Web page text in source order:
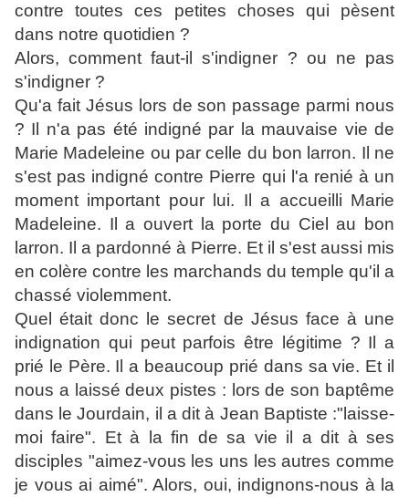
contre toutes ces petites choses qui pèsent
dans notre quotidien ?
Alors, comment faut-il s'indigner ? ou ne pas
s'indigner ?
Qu'a fait Jésus lors de son passage parmi nous
? Il n'a pas été indigné par la mauvaise vie de
Marie Madeleine ou par celle du bon larron. Il ne
s'est pas indigné contre Pierre qui l'a renié à un
moment important pour lui. Il a accueilli Marie
Madeleine. Il a ouvert la porte du Ciel au bon
larron. Il a pardonné à Pierre. Et il s'est aussi mis
en colère contre les marchands du temple qu'il a
chassé violemment.
Quel était donc le secret de Jésus face à une
indignation qui peut parfois être légitime ? Il a
prié le Père. Il a beaucoup prié dans sa vie. Et il
nous a laissé deux pistes : lors de son baptême
dans le Jourdain, il a dit à Jean Baptiste :"laisse-
moi faire". Et à la fin de sa vie il a dit à ses
disciples "aimez-vous les uns les autres comme
je vous ai aimé". Alors, oui, indignons-nous à la